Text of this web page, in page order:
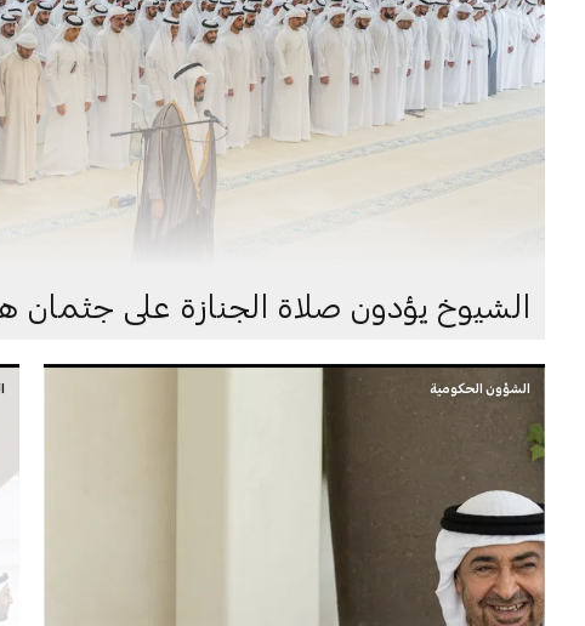
الشيوخ يؤدون صلاة الجنازة على جثمان
الشؤون الحكومية